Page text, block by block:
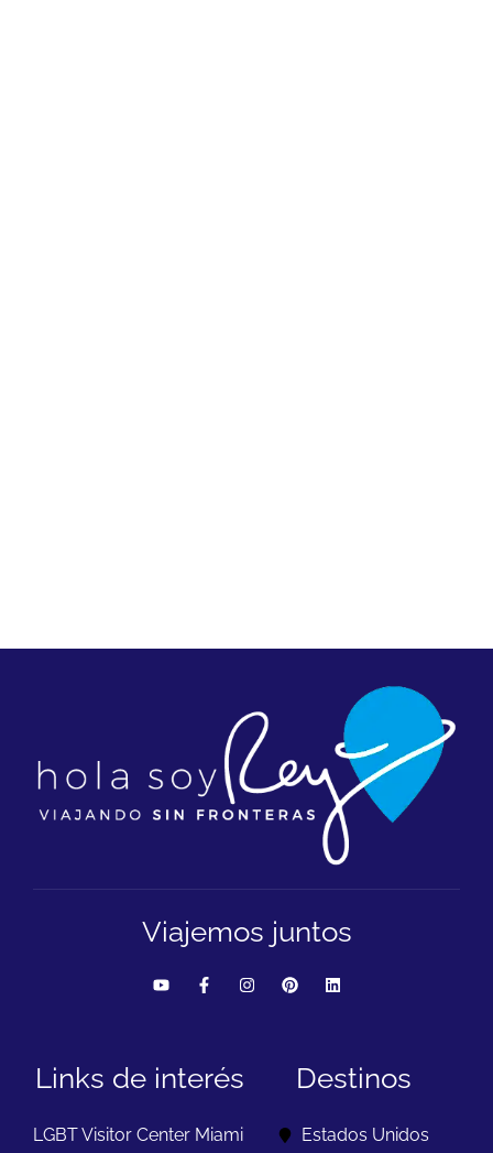
Viajemos juntos
Links de interés
LGBT Visitor Center Miami
Destinos
Estados Unidos